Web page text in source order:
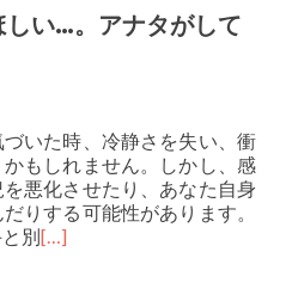
い…。アナタがして
いた時、冷静さを失い、衝
もしれません。しかし、感
悪化させたり、あなた自身
りする可能性があります。
別[…]